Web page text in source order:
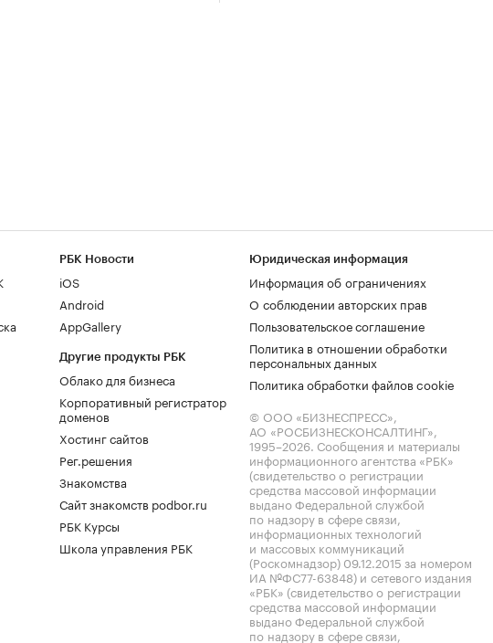
РБК Новости
iOS
Android
AppGallery
Другие продукты РБК
Облако для бизнеса
Корпоративный регистратор
доменов
Хостинг сайтов
Рег.решения
Знакомства
Сайт знакомств podbor.ru
РБК Курсы
Школа управления РБК
Юридическая информация
Информация об ограничениях
О соблюдении авторских прав
Пользовательское соглашение
Политика в отношении обработки
персональных данных
Политика обработки файлов cookie
© ООО «БИЗНЕСПРЕСС»,
АО «РОСБИЗНЕСКОНСАЛТИНГ»,
1995–2026. Сообщения и материалы
информационного агентства «РБК»
(свидетельство о регистрации
средства массовой информации
выдано Федеральной службой
по надзору в сфере связи,
информационных технологий
и массовых коммуникаций
(Роскомнадзор) 09.12.2015 за номером
ИА №ФС77-63848) и сетевого издания
«РБК» (свидетельство о регистрации
средства массовой информации
выдано Федеральной службой
по надзору в сфере связи,